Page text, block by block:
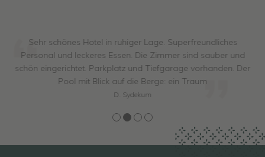
Sehr schönes Hotel in ruhiger Lage. Superfreundliches
Personal und leckeres Essen. Die Zimmer sind sauber und
schön eingerichtet. Parkplatz und Tiefgarage vorhanden. Der
Pool mit Blick auf die Berge: ein Traum
D. Sydekum